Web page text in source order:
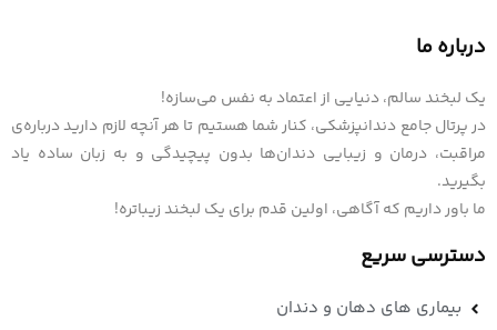
درباره ما
یک لبخند سالم، دنیایی از اعتماد به نفس می‌سازه!
در پرتال جامع دندانپزشکی، کنار شما هستیم تا هر آنچه لازم دارید درباره‌ی
مراقبت، درمان و زیبایی دندان‌ها بدون پیچیدگی و به زبان ساده یاد
بگیرید.
ما باور داریم که آگاهی، اولین قدم برای یک لبخند زیباتره!
دسترسی سریع
بیماری های دهان و دندان